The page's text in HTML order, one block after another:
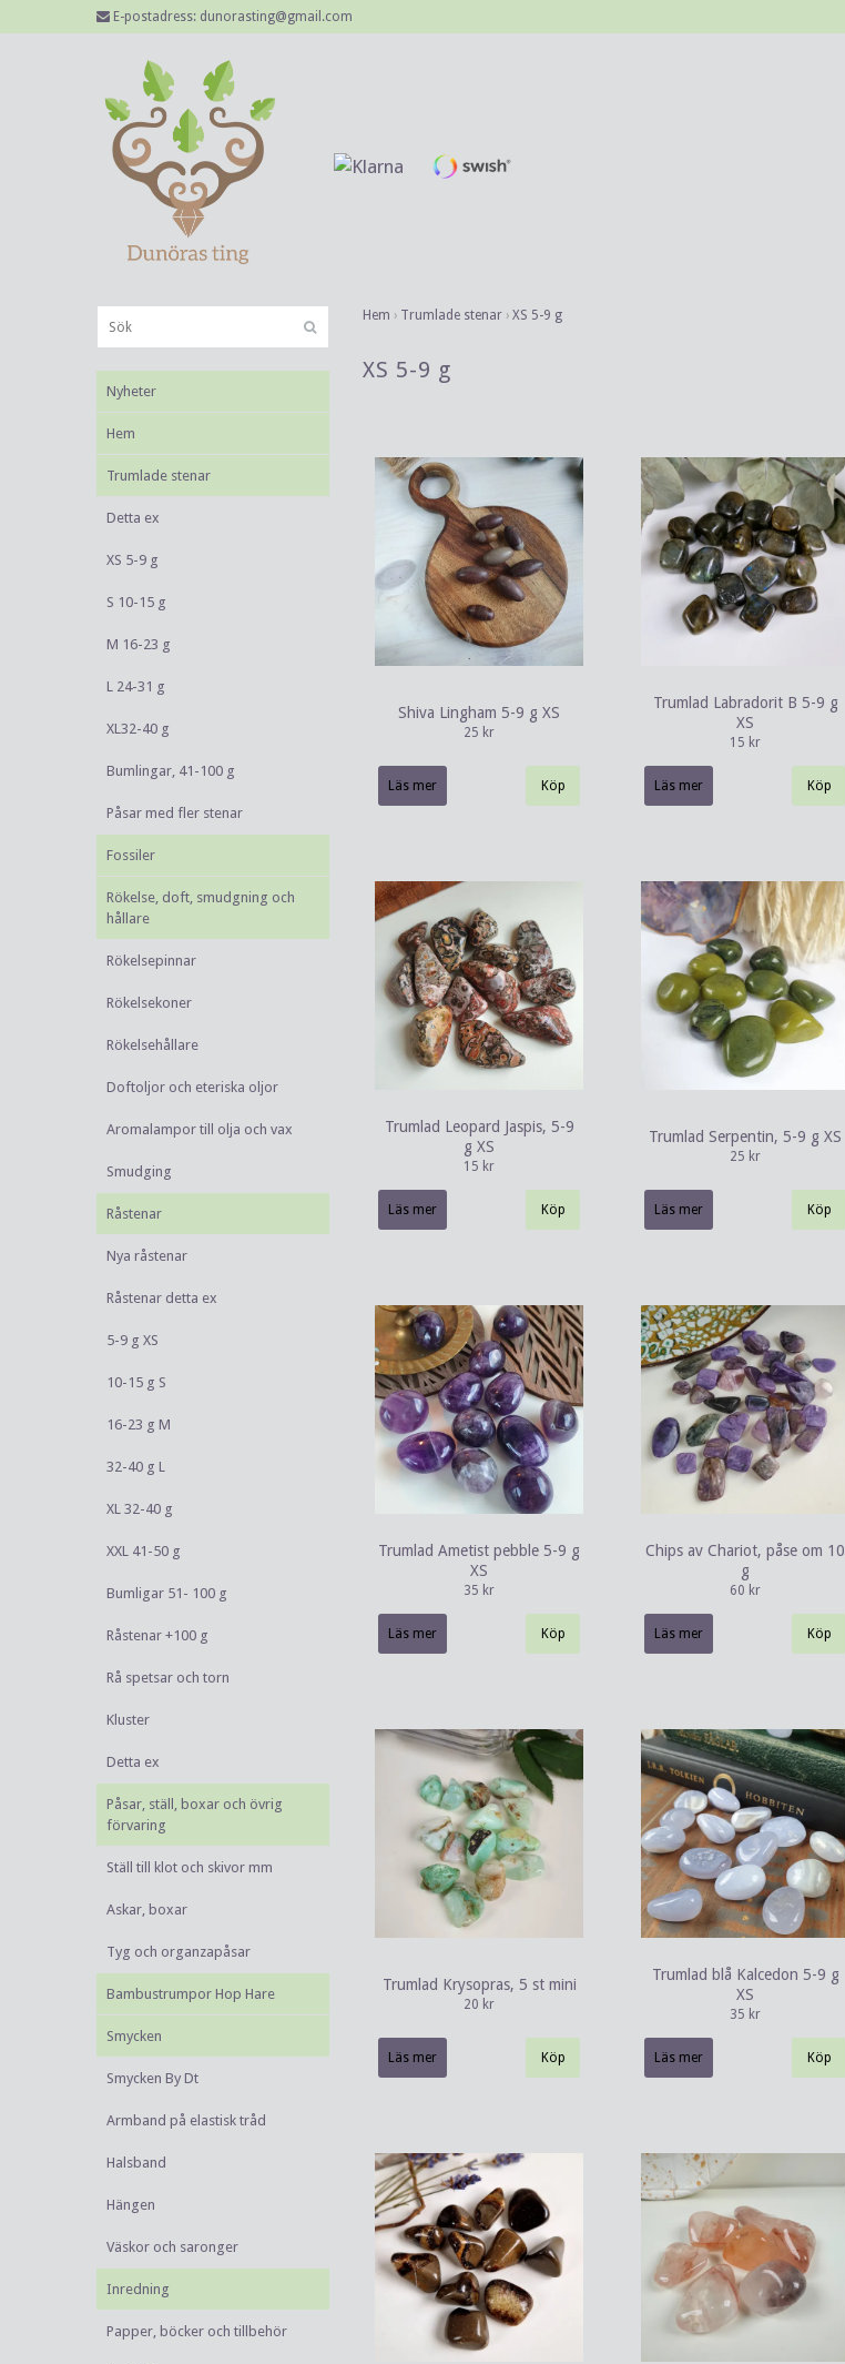
E-postadress: dunorasting@gmail.com
Nyheter
Hem
Trumlade stenar
Detta ex
XS 5-9 g
S 10-15 g
M 16-23 g
L 24-31 g
XL32-40 g
Bumlingar, 41-100 g
Påsar med fler stenar
Fossiler
Rökelse, doft, smudgning och
hållare
Rökelsepinnar
Rökelsekoner
Rökelsehållare
Doftoljor och eteriska oljor
Aromalampor till olja och vax
Smudging
Råstenar
Nya råstenar
Råstenar detta ex
5-9 g XS
10-15 g S
16-23 g M
32-40 g L
XL 32-40 g
XXL 41-50 g
Bumligar 51- 100 g
Råstenar +100 g
Rå spetsar och torn
Kluster
Detta ex
Påsar, ställ, boxar och övrig
förvaring
Ställ till klot och skivor mm
Askar, boxar
Tyg och organzapåsar
Bambustrumpor Hop Hare
Smycken
Smycken By Dt
Armband på elastisk tråd
Halsband
Hängen
Väskor och saronger
Inredning
Papper, böcker och tillbehör
Hem › Trumlade stenar › XS 5-9 g
XS 5-9 g
Shiva Lingham 5-9 g XS
25 kr
Läs mer
Trumlad Labradorit B 5-9 g
XS
15 kr
Läs mer
Trumlad Leopard Jaspis, 5-9
g XS
15 kr
Läs mer
Trumlad Serpentin, 5-9 g XS
25 kr
Läs mer
Trumlad Ametist pebble 5-9 g
XS
35 kr
Läs mer
Chips av Chariot, påse om 10
g
60 kr
Läs mer
Trumlad Krysopras, 5 st mini
20 kr
Läs mer
Trumlad blå Kalcedon 5-9 g
XS
35 kr
Läs mer